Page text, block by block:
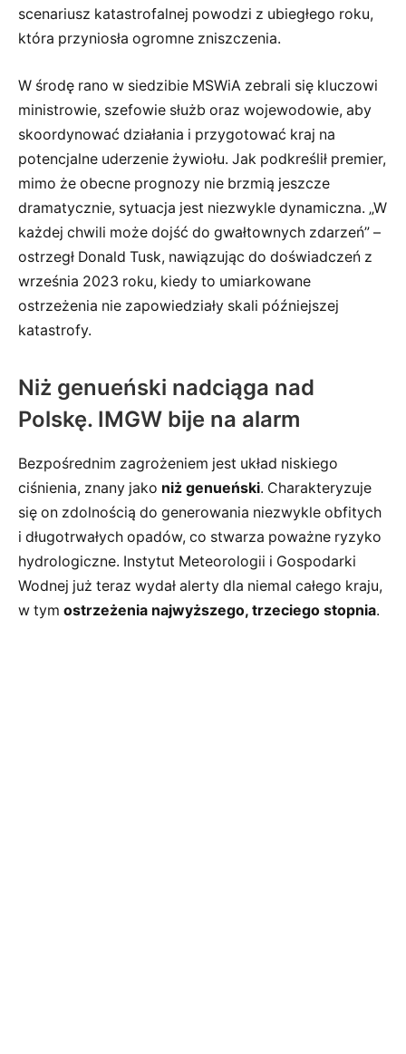
scenariusz katastrofalnej powodzi z ubiegłego roku,
która przyniosła ogromne zniszczenia.
W środę rano w siedzibie MSWiA zebrali się kluczowi
ministrowie, szefowie służb oraz wojewodowie, aby
skoordynować działania i przygotować kraj na
potencjalne uderzenie żywiołu. Jak podkreślił premier,
mimo że obecne prognozy nie brzmią jeszcze
dramatycznie, sytuacja jest niezwykle dynamiczna. „W
każdej chwili może dojść do gwałtownych zdarzeń” –
ostrzegł Donald Tusk, nawiązując do doświadczeń z
września 2023 roku, kiedy to umiarkowane
ostrzeżenia nie zapowiedziały skali późniejszej
katastrofy.
Niż genueński nadciąga nad
Polskę. IMGW bije na alarm
Bezpośrednim zagrożeniem jest układ niskiego
ciśnienia, znany jako niż genueński. Charakteryzuje
się on zdolnością do generowania niezwykle obfitych
i długotrwałych opadów, co stwarza poważne ryzyko
hydrologiczne. Instytut Meteorologii i Gospodarki
Wodnej już teraz wydał alerty dla niemal całego kraju,
w tym ostrzeżenia najwyższego, trzeciego stopnia.